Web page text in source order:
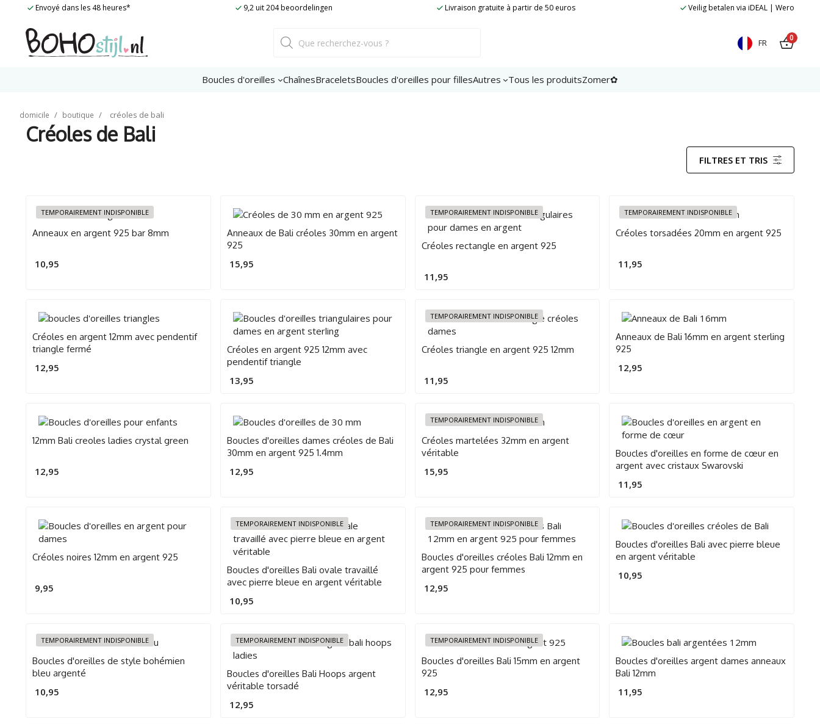
content
Envoyé dans les 48 heures* 9,2 uit 204 beoordelingen Livraison gratuite à partir de 50 euros Veilig betalen via iDEAL | Wero
de
produits
FR 0
Boucles d'oreilles ChaînesBraceletsBoucles d'oreilles pour fillesAutres Tous les produitsZomer✿
domicile / boutique / créoles de bali
Créoles de Bali
FILTRES ET TRIS
TEMPORAIREMENT INDISPONIBLE
Anneaux en argent 925 bar 8mm
10,95
Anneaux de Bali créoles 30mm en argent
925
15,95
TEMPORAIREMENT INDISPONIBLE
Créoles rectangle en argent 925
11,95
TEMPORAIREMENT INDISPONIBLE
Créoles torsadées 20mm en argent 925
11,95
Créoles en argent 12mm avec pendentif
triangle fermé
12,95
Créoles en argent 925 12mm avec
pendentif triangle
13,95
TEMPORAIREMENT INDISPONIBLE
Créoles triangle en argent 925 12mm
11,95
Anneaux de Bali 16mm en argent sterling
925
12,95
12mm Bali creoles ladies crystal green
12,95
Boucles d'oreilles dames créoles de Bali
30mm en argent 925 1.4mm
12,95
TEMPORAIREMENT INDISPONIBLE
Créoles martelées 32mm en argent
véritable
15,95
Boucles d'oreilles en forme de cœur en
argent avec cristaux Swarovski
11,95
Créoles noires 12mm en argent 925
9,95
TEMPORAIREMENT INDISPONIBLE
Boucles d'oreilles Bali ovale travaillé
avec pierre bleue en argent véritable
10,95
TEMPORAIREMENT INDISPONIBLE
Boucles d'oreilles créoles Bali 12mm en
argent 925 pour femmes
12,95
Boucles d'oreilles Bali avec pierre bleue
en argent véritable
10,95
TEMPORAIREMENT INDISPONIBLE
Boucles d'oreilles de style bohémien
bleu argenté
10,95
TEMPORAIREMENT INDISPONIBLE
Boucles d'oreilles Bali Hoops argent
véritable torsadé
12,95
TEMPORAIREMENT INDISPONIBLE
Boucles d'oreilles Bali 15mm en argent
925
12,95
Boucles d'oreilles argent dames anneaux
Bali 12mm
11,95